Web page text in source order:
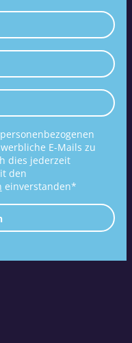
E-Mails zu
dies jederzeit
den
einverstanden*